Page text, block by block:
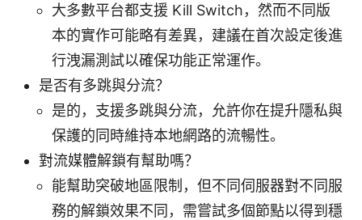
大多數平台都支援 Kill Switch，然而不同版
本的實作可能略有差異，建議在首次設定後進
行洩漏測試以確保功能正常運作。
是否有多跳與分流？
是的，支援多跳與分流，允許你在提升隱私與
保護的同時維持本地網路的流暢性。
對流媒體解鎖有幫助嗎？
能幫助突破地區限制，但不同伺服器對不同服
務的解鎖效果不同，需嘗試多個節點以得到穩